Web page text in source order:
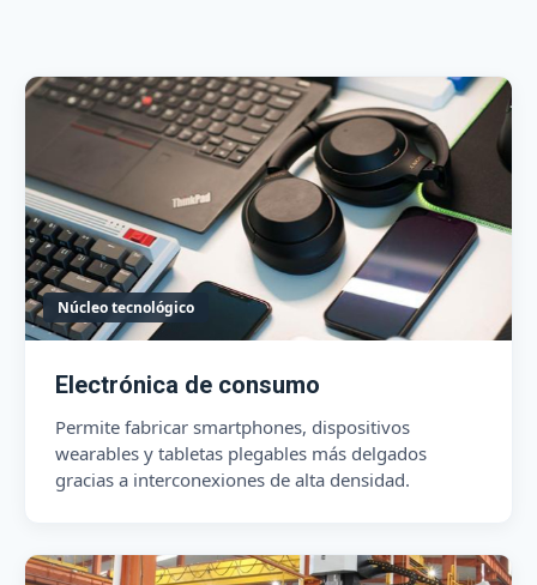
Núcleo tecnológico
Electrónica de consumo
Permite fabricar smartphones, dispositivos
wearables y tabletas plegables más delgados
gracias a interconexiones de alta densidad.